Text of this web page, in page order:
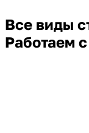
Все виды
Работаем